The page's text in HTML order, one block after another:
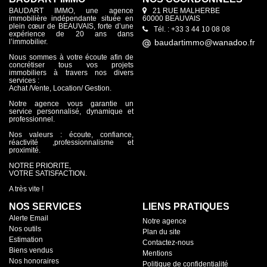
BAUDART IMMO, une agence
immobilière indépendante située en
plein cœur de BEAUVAIS, forte d’une
expérience de 20 ans dans
l’immobilier.
Nous sommes à votre écoute afin de
concrétiser tous vos projets
immobiliers à travers nos divers
services :
Achat /Vente, Location/ Gestion.
Notre agence vous garantie un
service personnalisé, dynamique et
professionnel.
Nos valeurs : écoute, confiance,
réactivité ,professionnalisme et
proximité.
NOTRE PRIORITE,
VOTRE SATISFACTION.
A très vite !
21 RUE MALHERBE
60000 BEAUVAIS
Tél. : +33 3 44 10 08 08
NOS SERVICES
Alerte Email
Nos outils
Estimation
Biens vendus
Nos honoraires
LIENS PRATIQUES
Notre agence
Plan du site
Contactez-nous
Mentions
Politique de confidentialité